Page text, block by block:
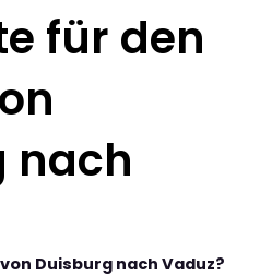
für den
nach
Duisburg nach Vaduz?